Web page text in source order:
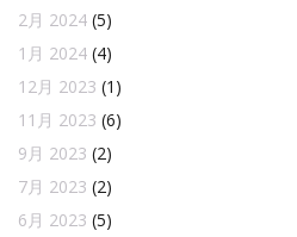
2月 2024 (5)
1月 2024 (4)
12月 2023 (1)
11月 2023 (6)
9月 2023 (2)
7月 2023 (2)
6月 2023 (5)